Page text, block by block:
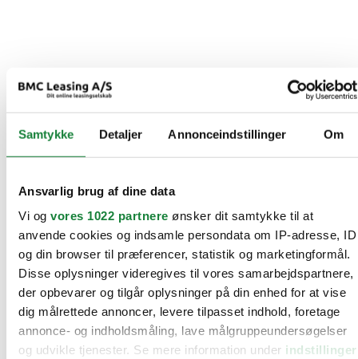
Samtykke Detaljer Annonceindstillinger Om
Ansvarlig brug af dine data
Vi og vores 1022 partnere ønsker dit samtykke til at
anvende cookies og indsamle persondata om IP-adresse, ID
og din browser til præferencer, statistik og marketingformål.
Disse oplysninger videregives til vores samarbejdspartnere,
der opbevarer og tilgår oplysninger på din enhed for at vise
dig målrettede annoncer, levere tilpasset indhold, foretage
annonce- og indholdsmåling, lave målgruppeundersøgelser
og udvikle tjenester. Se mere information under indstillinger